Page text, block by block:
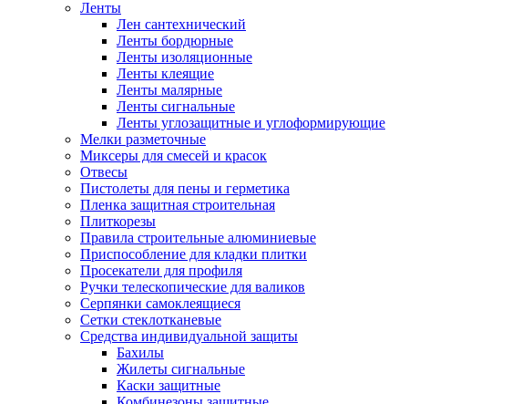
Ленты
Лен сантехнический
Ленты бордюрные
Ленты изоляционные
Ленты клеящие
Ленты малярные
Ленты сигнальные
Ленты углозащитные и углоформирующие
Мелки разметочные
Миксеры для смесей и красок
Отвесы
Пистолеты для пены и герметика
Пленка защитная строительная
Плиткорезы
Правила строительные алюминиевые
Приспособление для кладки плитки
Просекатели для профиля
Ручки телескопические для валиков
Серпянки самоклеящиеся
Сетки стеклотканевые
Средства индивидуальной защиты
Бахилы
Жилеты сигнальные
Каски защитные